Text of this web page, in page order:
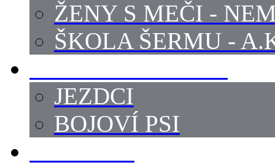
ŽENY S MEČI -
ŠKOLA ŠERMU -
JEZDCI
BOJOVÍ PSI